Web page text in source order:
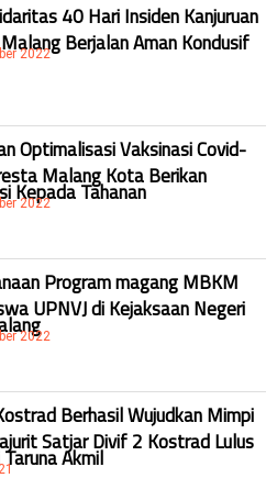
40 Hari Insiden Kanjuruan
Berjalan Aman Kondusif
2022
Optimalisasi Vaksinasi Covid-
Malang Kota Berikan
Kepada Tahanan
2022
Program magang MBKM
UPNVJ di Kejaksaan Negeri
2022
Berhasil Wujudkan Mimpi
Satjar Divif 2 Kostrad Lulus
Akmil